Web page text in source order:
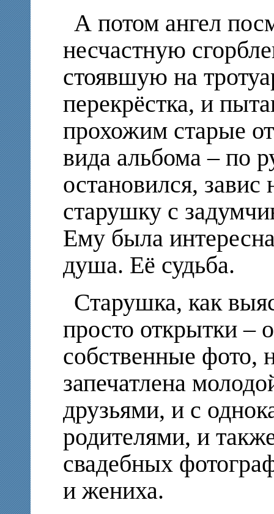
А потом ангел
несчастную
стоявшую на
перекрёстка, и
прохожим старые
вида альбома – по
остановился,
старушку с
Ему была
душа. Её судьба.
Старушка, как
просто открытки –
собственные фото,
запечатлена
друзьями, и с
родителями, и
свадебных
и жениха.